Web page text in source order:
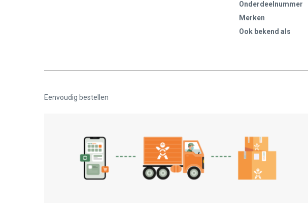
Onderdeelnummer
Merken
Ook bekend als
Eenvoudig bestellen